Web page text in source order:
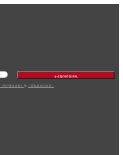
专业顾问给您回电
《用户服务条款》 和 《隐私权相关政策》